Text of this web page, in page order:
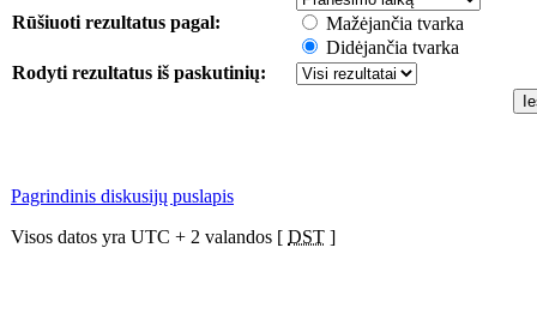
Rūšiuoti rezultatus pagal:
Mažėjančia tvarka
Didėjančia tvarka
Rodyti rezultatus iš paskutinių:
Pagrindinis diskusijų puslapis
Visos datos yra UTC + 2 valandos [ DST ]